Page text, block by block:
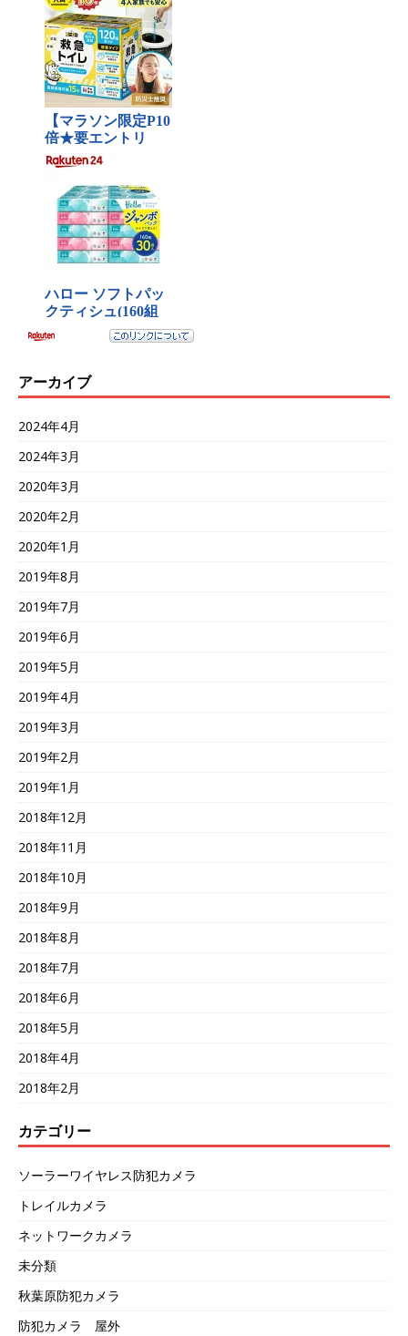
アーカイブ
2024年4月
2024年3月
2020年3月
2020年2月
2020年1月
2019年8月
2019年7月
2019年6月
2019年5月
2019年4月
2019年3月
2019年2月
2019年1月
2018年12月
2018年11月
2018年10月
2018年9月
2018年8月
2018年7月
2018年6月
2018年5月
2018年4月
2018年2月
カテゴリー
ソーラーワイヤレス防犯カメラ
トレイルカメラ
ネットワークカメラ
未分類
秋葉原防犯カメラ
防犯カメラ 屋外